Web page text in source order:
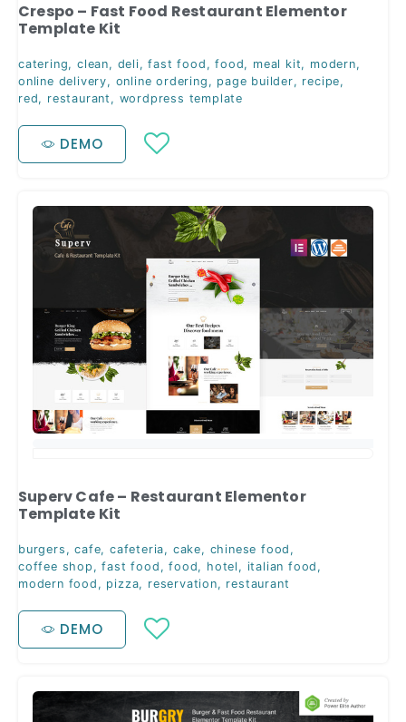
Crespo – Fast Food Restaurant Elementor
Template Kit
catering,clean, deli,fast food ,food, meal kit, modern,
online delivery, online ordering , page builder, recipe,
red, restaurant , wordpress template
DEMO
Superv Cafe – Restaurant Elementor
Template Kit
burgers ,cafe,cafeteria, cake, chinese food ,
coffee shop ,fast food ,food, hotel , italian food ,
modern food , pizza, reservation, restaurant
DEMO